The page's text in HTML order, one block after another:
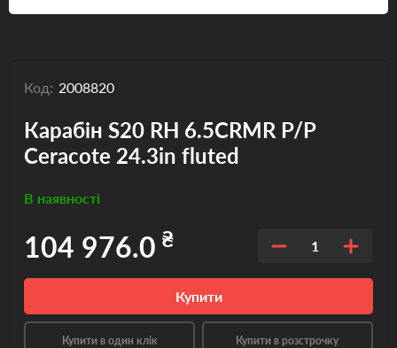
Код: 2008820
Карабін S20 RH 6.5CRMR P/P
Ceracote 24.3in fluted
В наявності
104 976.0 ₴ 1
Купити
Купити в один клік Купити в розстрочку